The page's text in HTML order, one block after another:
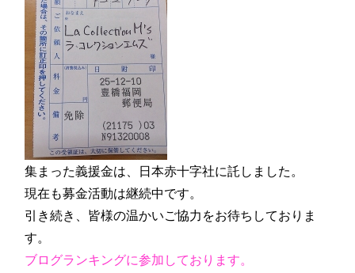
集まった義援金は、日本赤十字社に託しました。
現在も募金活動は継続中です。
引き続き、皆様の温かいご協力をお待ちしておりま
す。
ブログランキングに参加しております。